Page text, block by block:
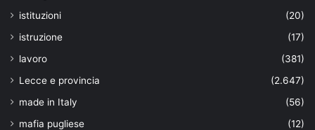
istituzioni
(20)
istruzione
(17)
lavoro
(381)
Lecce e provincia
(2.647)
made in Italy
(56)
mafia pugliese
(12)